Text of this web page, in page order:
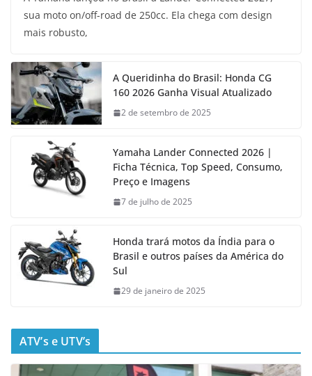
sua moto on/off-road de 250cc. Ela chega com design
mais robusto,
A Queridinha do Brasil: Honda CG
160 2026 Ganha Visual Atualizado
2 de setembro de 2025
Yamaha Lander Connected 2026 |
Ficha Técnica, Top Speed, Consumo,
Preço e Imagens
7 de julho de 2025
Honda trará motos da Índia para o
Brasil e outros países da América do
Sul
29 de janeiro de 2025
ATV’s e UTV’s